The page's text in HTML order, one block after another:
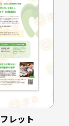
ジや
だけるよう
レット